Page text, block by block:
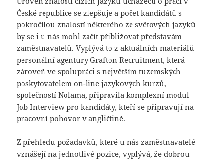
České republice se zlepšuje a počet kandidátů s
pokročilou znalostí některého ze světových jazyků
by se i u nás mohl začít přibližovat představám
zaměstnavatelů. Vyplývá to z aktuálních materiálů
personální agentury Grafton Recruitment, která
zároveň ve spolupráci s největším tuzemských
poskytovatelem on-line jazykových kurzů,
společností Nolama, připravila komplexní modul
Job Interview pro kandidáty, kteří se připravují na
pracovní pohovor v angličtině.
Z přehledu požadavků, které u nás zaměstnavatelé
vznášejí na jednotlivé pozice, vyplývá, že dobrou